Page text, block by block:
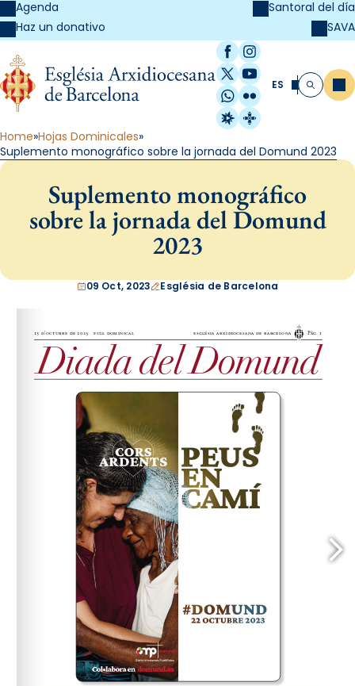
Agenda
Haz un donativo
Santoral del día
SAVA
Facebook
Instagram
X / Twitter
YouTube
WhatsApp
Flickr
Radio Estel
Catalunya
ES Buscar
Home Hojas Dominicales
Suplemento monográfico sobre la jornada del Domund 2023
Suplemento monográfico
sobre la jornada del Domund
2023
09 Oct, 2023 Església de Barcelona